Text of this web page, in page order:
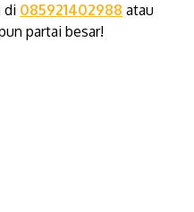
di 085921402988 atau
partai besar!